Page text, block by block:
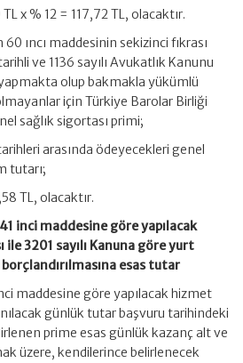
x % 12 = 117,72 TL, olacaktır.
ıncı maddesinin sekizinci fıkrası
ve 1136 sayılı Avukatlık Kanunu
olup bakmakla yükümlü
için Türkiye Barolar Birliği
sağlık sigortası primi;
arasında ödeyecekleri genel
tutarı;
TL, olacaktır.
inci maddesine göre yapılacak
ile 3201 sayılı Kanuna göre yurt
esas tutar
maddesine göre yapılacak hizmet
günlük tutar başvuru tarihindeki
prime esas günlük kazanç alt ve
üzere, kendilerince belirlenecek